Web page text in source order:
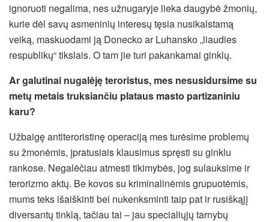
ignoruoti negalima, nes užnugaryje lieka daugybė žmonių,
kurie dėl savų asmeninių interesų tęsia nusikalstamą
veiką, maskuodami ją Donecko ar Luhansko „liaudies
respublikų“ tikslais. O tam jie turi pakankamai ginklų.
Ar galutinai nugalėję teroristus, mes nesusidursime su
metų metais truksiančiu plataus masto partizaniniu
karu?
Užbaigę antiteroristinę operaciją mes turėsime problemų
su žmonėmis, įpratusiais klausimus spręsti su ginklu
rankose. Negalėčiau atmesti tikimybės, jog sulauksime ir
terorizmo aktų. Be kovos su kriminalinėmis grupuotėmis,
mums teks išaiškinti bei nukenksminti taip pat ir rusiškąjį
diversantų tinklą, tačiau tai – jau specialiųjų tarnybų